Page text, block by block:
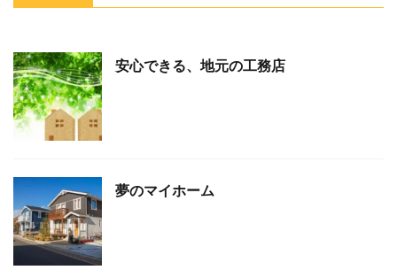
安心できる、地元の工務店
夢のマイホーム